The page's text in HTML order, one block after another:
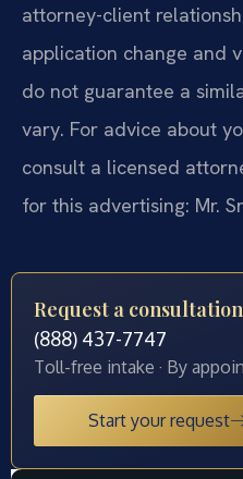
attorney-client
application change and
do not guarantee a
vary. For advice about
consult a licensed
for this advertising: Mr.
Request a consultation
(888) 437-7747
Toll-free intake · By
Start your request